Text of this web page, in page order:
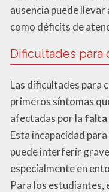
ausencia puede
como déficits de
Dificultades para
Las dificultades para
primeros síntomas
afectadas por la falta
Esta incapacidad
puede interferir
especialmente en
Para los estudiantes,